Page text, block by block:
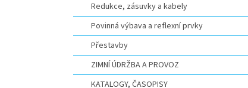
Redukce, zásuvky a kabely
Povinná výbava a reflexní prvky
Přestavby
ZIMNÍ ÚDRŽBA A PROVOZ
KATALOGY, ČASOPISY